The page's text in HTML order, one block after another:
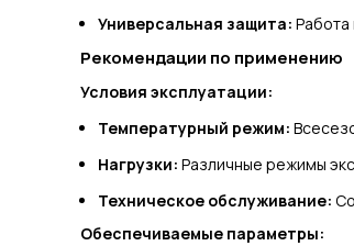
Универсальная защита: Работа
Рекомендации по применению
Условия эксплуатации:
Температурный режим:
Нагрузки: Различные режимы
Техническое обслуживание:
Обеспечиваемые параметры: